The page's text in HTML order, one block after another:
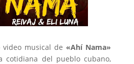
musical de «Ahí Nama»
cotidiana del pueblo cubano,